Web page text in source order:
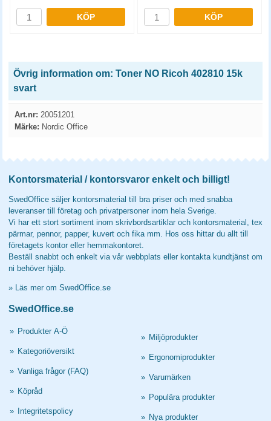
KÖP KÖP
Övrig information om: Toner NO Ricoh 402810 15k
svart
Art.nr: 20051201
Märke: Nordic Office
Kontorsmaterial / kontorsvaror enkelt och billigt!
SwedOffice säljer kontorsmaterial till bra priser och med snabba
leveranser till företag och privatpersoner inom hela Sverige.
Vi har ett stort sortiment inom skrivbordsartiklar och kontorsmaterial, tex
pärmar, pennor, papper, kuvert och fika mm. Hos oss hittar du allt till
företagets kontor eller hemmakontoret.
Beställ snabbt och enkelt via vår webbplats eller kontakta kundtjänst om
ni behöver hjälp.
» Läs mer om SwedOffice.se
SwedOffice.se
» Produkter A-Ö
» Kategoriöversikt
» Vanliga frågor (FAQ)
» Köpråd
» Integritetspolicy
» Miljöprodukter
» Ergonomiprodukter
» Varumärken
» Populära produkter
» Nya produkter